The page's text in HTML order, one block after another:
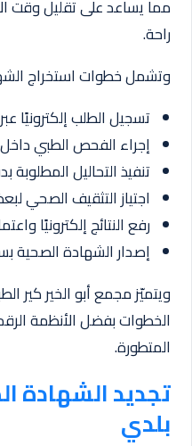
مما يساعد على تقليل وقت
راحة.
وتشمل خطوات استخراج
تسجيل الطلب إلكترونيًا
إجراء الفحص الطبي
تنفيذ التحاليل المطلوبة
اجتياز التثقيف الصحي
رفع النتائج إلكترونيًا
إصدار الشهادة الصحية
ويتميّز مجمع أبو الخير كير
الخطوات بفضل الأنظمة
المتطورة.
تجديد الشهادة
بلدي